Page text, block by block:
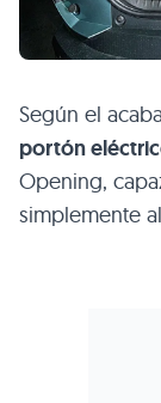
Según el
portón
Opening,
simplemente